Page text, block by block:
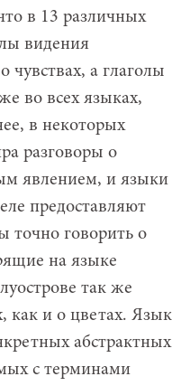
в 13 различных
видения
чувствах, а глаголы
во всех языках,
в некоторых
разговоры о
явлением, и языки
предоставляют
точно говорить о
на языке
так же
как и о цветах. Язык
абстрактных
с терминами